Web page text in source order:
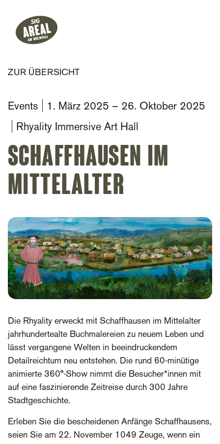
Header
SIG Gemeinnützige Stiftung
Hauptnavigation
ZUR ÜBERSICHT
Events 1. März 2025 – 26. Oktober 2025
Rhyality Immersive Art Hall
Schaffhausen im
Mittelalter
Die Rhyality erweckt mit Schaffhausen im Mittelalter
jahrhundertealte Buchmalereien zu neuem Leben und
lässt vergangene Welten in beeindruckendem
Detailreichtum neu entstehen. Die rund 60-minütige
animierte 360°-Show nimmt die Besucher*innen mit
auf eine faszinierende Zeitreise durch 300 Jahre
Stadtgeschichte.
Erleben Sie die bescheidenen Anfänge Schaffhausens,
seien Sie am 22. November 1049 Zeuge, wenn ein